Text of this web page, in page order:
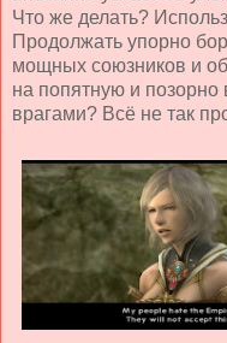
Что же делать?
Продолжать упорно
мощных союзников и
на попятную и
врагами? Всё не так